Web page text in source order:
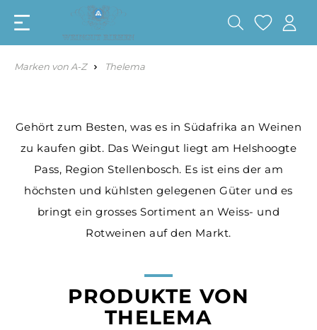
Marken von A-Z Thelema
Gehört zum Besten, was es in Südafrika an Weinen
zu kaufen gibt. Das Weingut liegt am Helshoogte
Pass, Region Stellenbosch. Es ist eins der am
höchsten und kühlsten gelegenen Güter und es
bringt ein grosses Sortiment an Weiss- und
Rotweinen auf den Markt.
PRODUKTE VON
THELEMA